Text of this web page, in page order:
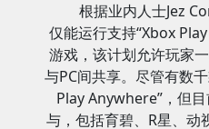
根据业内人士Jez
仅能运行支持“Xbox
游戏，该计划允许玩家
与PC间共享。尽管有数
Play Anywhere”，但
与，包括育碧、R星、动